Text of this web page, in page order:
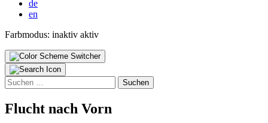
de
en
Farbmodus: inaktiv aktiv
Suchen
nach:
Flucht nach Vorn